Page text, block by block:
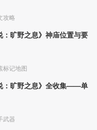
攻略
：旷野之息》神庙位置与要
标记地图
：旷野之息》全收集——单
器